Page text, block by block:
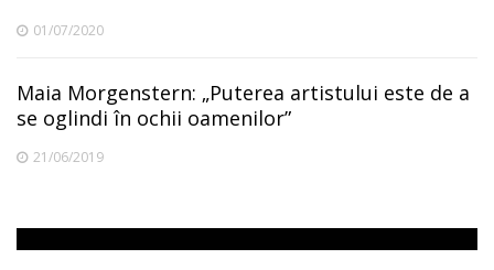
01/07/2020
Maia Morgenstern: „Puterea artistului este de a
se oglindi în ochii oamenilor”
21/06/2019